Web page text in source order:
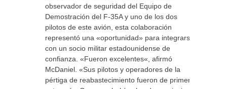
observador de seguridad del Equipo de
Demostración del F-35A y uno de los dos
pilotos de este avión, esta colaboración
representó una «oportunidad» para integrarse
con un socio militar estadounidense de
confianza. «Fueron excelentes«, afirmó
McDaniel. «Sus pilotos y operadores de la
pértiga de reabastecimiento fueron de primera